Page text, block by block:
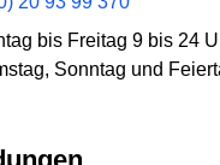
bis Freitag 9 bis 24
Sonntag und